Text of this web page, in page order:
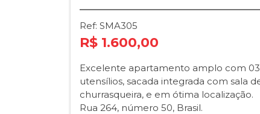
Ref: SMA305
R$ 1.600,00
Excelente apartamento amplo com
utensílios, sacada integrada com sala
churrasqueira, e em ótima localização.
Rua 264, número 50, Brasil.